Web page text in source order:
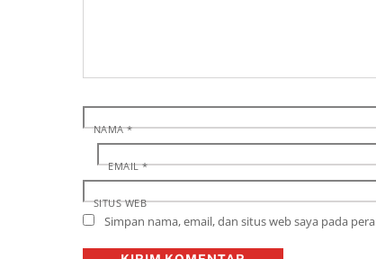
NAMA*
EMAIL*
SITUS WEB
Simpan nama, email, dan situs web saya pada